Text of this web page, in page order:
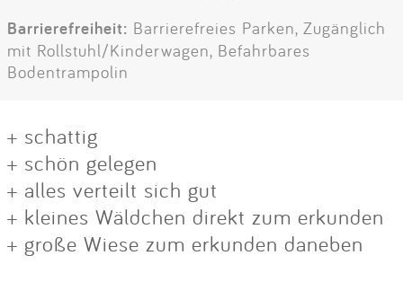
Barrierefreiheit: Barrierefreies Parken, Zugänglich
mit Rollstuhl/Kinderwagen, Befahrbares
Bodentrampolin
+ schattig
+ schön gelegen
+ alles verteilt sich gut
+ kleines Wäldchen direkt zum erkunden
+ große Wiese zum erkunden daneben